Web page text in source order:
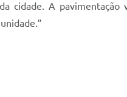
cidade. A